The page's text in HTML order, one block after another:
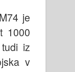
je
1000
iz
v